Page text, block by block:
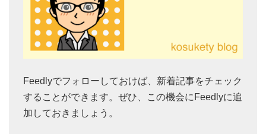
Feedlyでフォローしておけば、新着記事をチェック
することができます。ぜひ、この機会にFeedlyに追
加しておきましょう。